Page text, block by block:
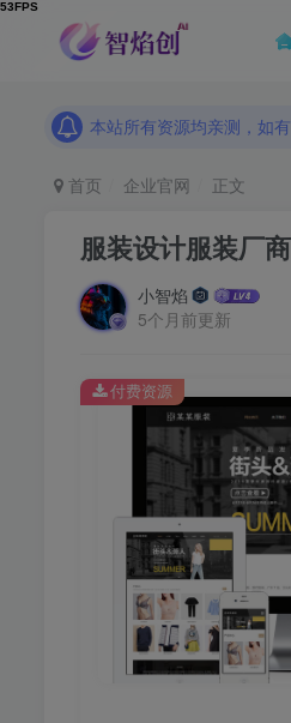
本站所有资源均亲测，如
本站所有资源均亲测，如
首页 企业官网 正文
服装设计服装厂
小智焰
5个月前更新
付费资源